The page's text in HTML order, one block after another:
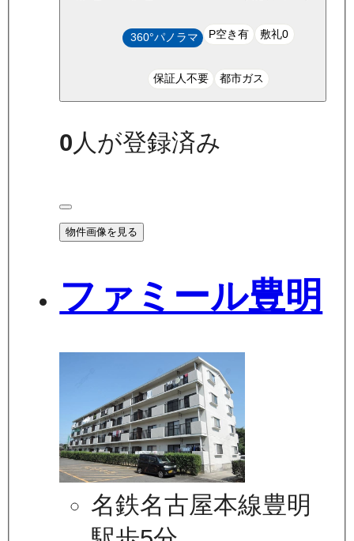
360°パノラマ P空き有 敷礼0
保証人不要 都市ガス
0人が登録済み
物件画像を見る
ファミール豊明
名鉄名古屋本線豊明